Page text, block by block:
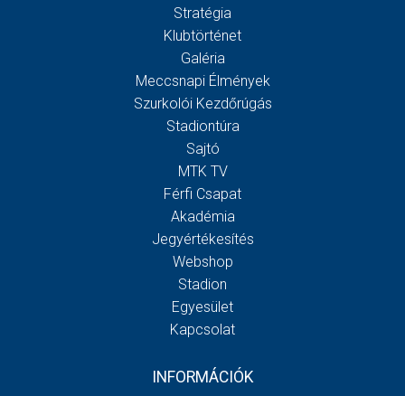
Stratégia
Klubtörténet
Galéria
Meccsnapi Élmények
Szurkolói Kezdőrúgás
Stadiontúra
Sajtó
MTK TV
Férfi Csapat
Akadémia
Jegyértékesítés
Webshop
Stadion
Egyesület
Kapcsolat
INFORMÁCIÓK